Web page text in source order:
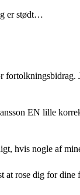
er stødt…
fortolkningsbidrag.
EN lille
hvis nogle af
at rose dig for